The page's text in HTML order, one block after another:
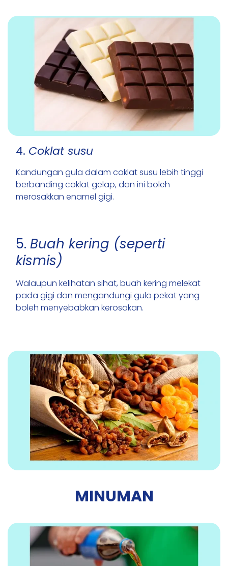
4. Coklat susu
Kandungan gula dalam coklat susu lebih tinggi
berbanding coklat gelap, dan ini boleh
merosakkan enamel gigi.
5. Buah kering (seperti
kismis)
Walaupun kelihatan sihat, buah kering melekat
pada gigi dan mengandungi gula pekat yang
boleh menyebabkan kerosakan.
MINUMAN